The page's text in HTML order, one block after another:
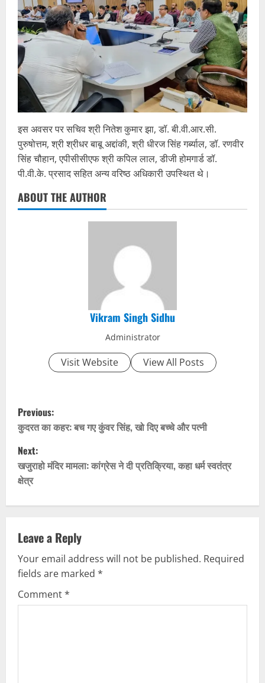
इस अवसर पर सचिव श्री नितेश कुमार झा, डॉ. बी.वी.आर.सी.
पुरुषोत्तम, श्री श्रीधर बाबू अद्दांकी, श्री धीरज सिंह गर्ब्याल, डॉ. रणवीर
सिंह चौहान, एपीसीसीएफ श्री कपिल लाल, डीजी होमगार्ड डॉ.
पी.वी.के. प्रसाद सहित अन्य वरिष्ठ अधिकारी उपस्थित थे।
ABOUT THE AUTHOR
Vikram Singh Sidhu
Administrator
Visit Website View All Posts
P
o
s
t
n
a
v
i
g
Previous:
कुदरत का कहर: बच गए कुंवर सिंह, खो दिए बच्चे और पत्नी
Next:
खजुराहो मंदिर मामला: कांग्रेस ने दी प्रतिक्रिया, कहा धर्म स्वतंत्र
क्षेत्र
Leave a Reply
Your email address will not be published. Required
fields are marked *
Comment*